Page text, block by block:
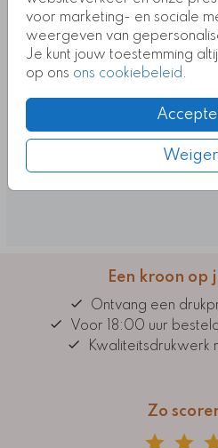
voor marketing- en sociale
weergeven van
Je kunt jouw toestemming
op ons ons cookiebeleid.
Een kroon op
Ontvang een
Voor 18:00 uur
Kwaliteitsdrukwerk
Zo